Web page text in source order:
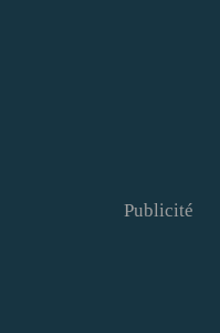
Publicité